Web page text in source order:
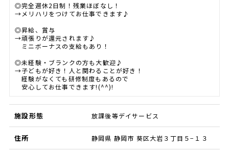
◎完全週休2日制！残業ほぼなし！
→メリハリをつけてお仕事できます♪
◎昇給、賞与
→頑張りが還元されます♪
ミニボーナスの支給もあり！
◎未経験・ブランクの方も大歓迎♪
→子どもが好き！人と関わることが好き！
経験がなくても研修制度もあるので
安心してお仕事できます!(^^)!
施設形態 放課後等デイサービス
住所 静岡県 静岡市 葵区大岩３丁目５−１３